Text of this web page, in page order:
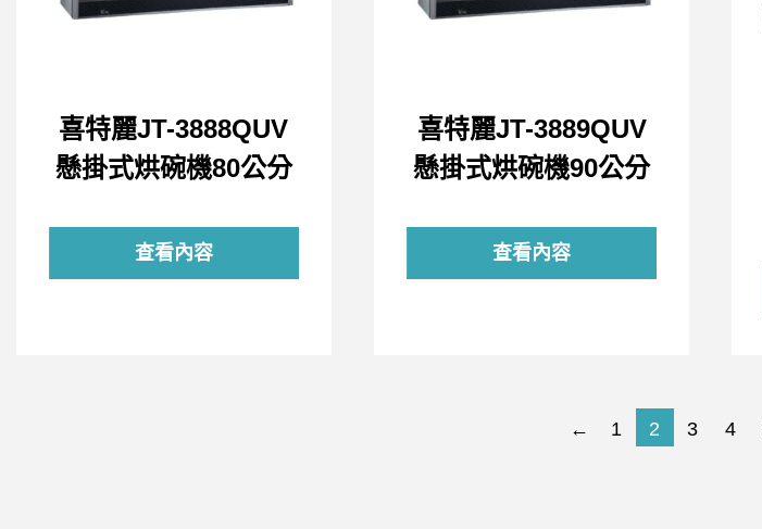
喜特麗JT-3888QUV
懸掛式烘碗機80公分
查看內容
喜特麗JT-3889QUV
懸掛式烘碗機90公分
查看內容
← 1 2 3 4